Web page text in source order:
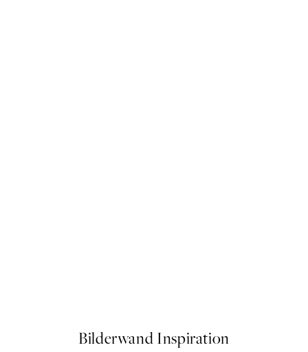
Bilderwand Inspiration